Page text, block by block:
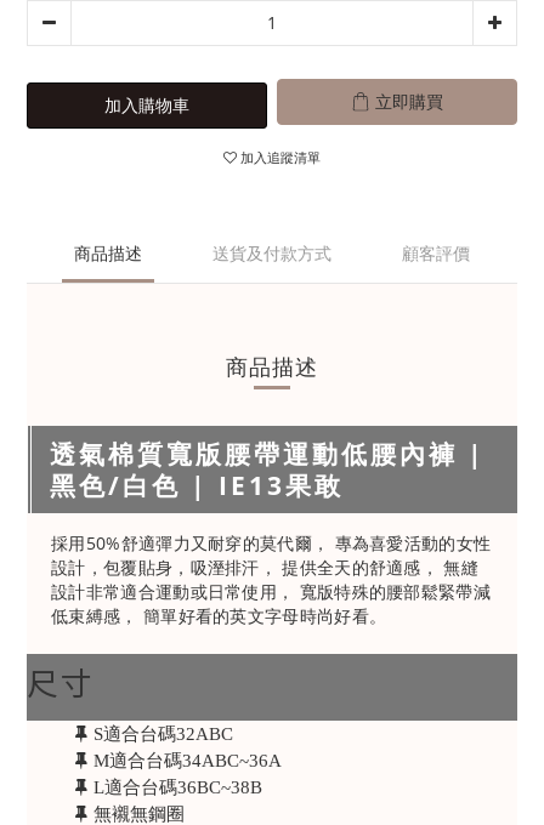
加入購物車 立即購買
加入追蹤清單
商品描述 送貨及付款方式 顧客評價
商品描述
透氣棉質寬版腰帶運動低腰內褲 |
黑色/白色 | IE13果敢
採用50%舒適彈力又耐穿的莫代爾， 專為喜愛活動的女性
設計，包覆貼身，吸溼排汗， 提供全天的舒適感， 無縫
設計非常適合運動或日常使用， 寬版特殊的腰部鬆緊帶減
低束縛感， 簡單好看的英文字母時尚好看。
尺寸
S適合台碼32ABC
M適合台碼34ABC~36A
L適合台碼36BC~38B
無襯無鋼圈